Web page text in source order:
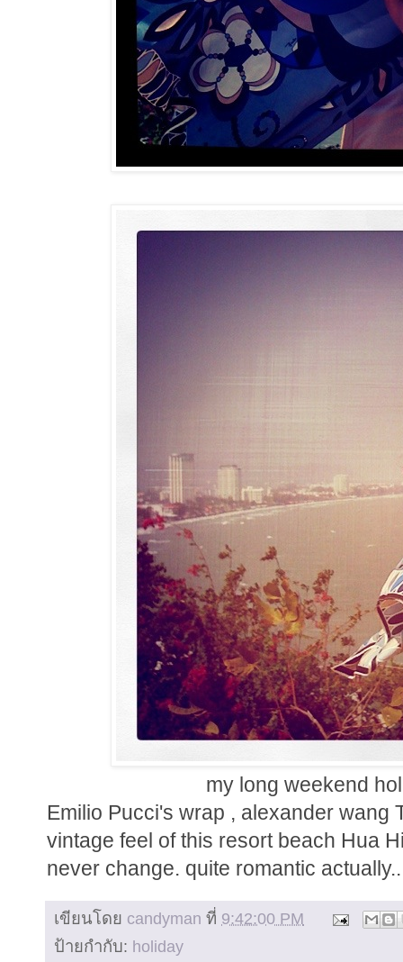
my long weekend
Emilio Pucci's wrap , alexander wang
vintage feel of this resort beach Hua
never change. quite romantic
เขียนโดย candyman ที่ 9:42:00 PM
ป้ายกำกับ: holiday